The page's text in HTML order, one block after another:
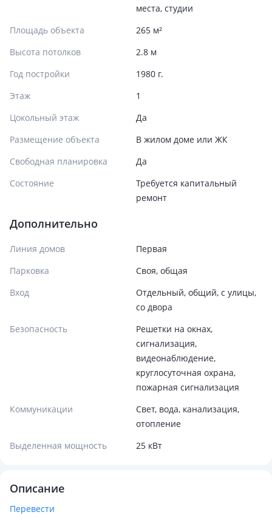
места, студии
Площадь объекта
265 м²
Высота потолков
2.8 м
Год постройки
1980 г.
Этаж
1
Цокольный этаж
Да
Размещение объекта
В жилом доме или ЖК
Свободная планировка
Да
Состояние
Требуется капитальный
ремонт
Дополнительно
Линия домов
Первая
Парковка
Своя, общая
Вход
Отдельный, общий, с улицы,
со двора
Безопасность
Решетки на окнах,
сигнализация,
видеонаблюдение,
круглосуточная охрана,
пожарная сигнализация
Коммуникации
Свет, вода, канализация,
отопление
Выделенная мощность
25 кВт
Описание
Перевести